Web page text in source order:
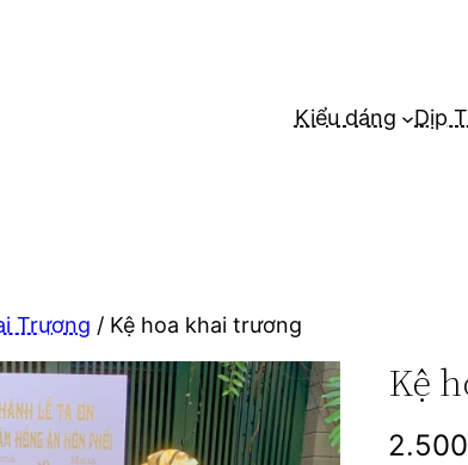
Kiểu dáng Dịp
Trương / Kệ hoa khai trương
Kệ